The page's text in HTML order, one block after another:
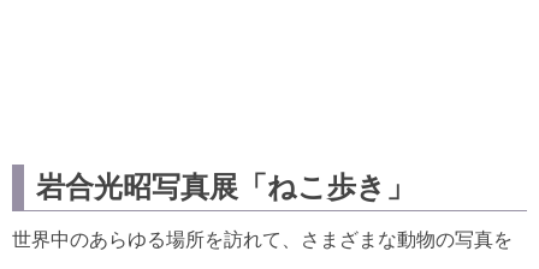
岩合光昭写真展「ねこ歩き」
世界中のあらゆる場所を訪れて、さまざまな動物の写真を